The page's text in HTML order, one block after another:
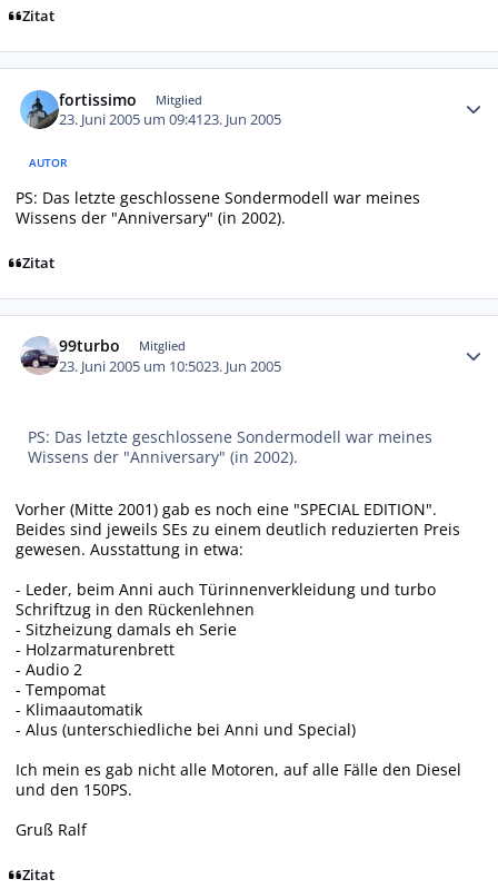
Zitat
fortissimo Mitglied
23. Juni 2005 um 09:4123. Jun 2005
AUTOR
PS: Das letzte geschlossene Sondermodell war meines
Wissens der "Anniversary" (in 2002).
Zitat
99turbo Mitglied
23. Juni 2005 um 10:5023. Jun 2005
PS: Das letzte geschlossene Sondermodell war meines
Wissens der "Anniversary" (in 2002).
Vorher (Mitte 2001) gab es noch eine "SPECIAL EDITION".
Beides sind jeweils SEs zu einem deutlich reduzierten Preis
gewesen. Ausstattung in etwa:
- Leder, beim Anni auch Türinnenverkleidung und turbo
Schriftzug in den Rückenlehnen
- Sitzheizung damals eh Serie
- Holzarmaturenbrett
- Audio 2
- Tempomat
- Klimaautomatik
- Alus (unterschiedliche bei Anni und Special)
Ich mein es gab nicht alle Motoren, auf alle Fälle den Diesel
und den 150PS.
Gruß Ralf
Zitat